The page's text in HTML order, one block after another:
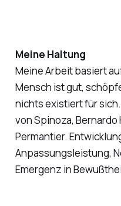
Meine Haltung
Meine Arbeit basiert
Mensch ist gut,
nichts existiert für
von Spinoza,
Permantier.
Anpassungsleistung,
Emergenz in